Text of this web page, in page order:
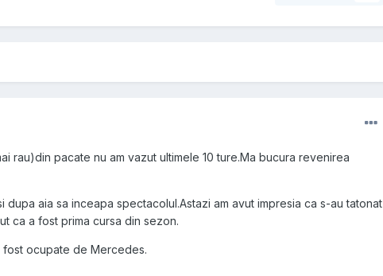
rau)din pacate nu am vazut ultimele 10 ture.Ma bucura revenirea
dupa aia sa inceapa spectacolul.Astazi am avut impresia ca s-au tatonat
ca a fost prima cursa din sezon.
fost ocupate de Mercedes.